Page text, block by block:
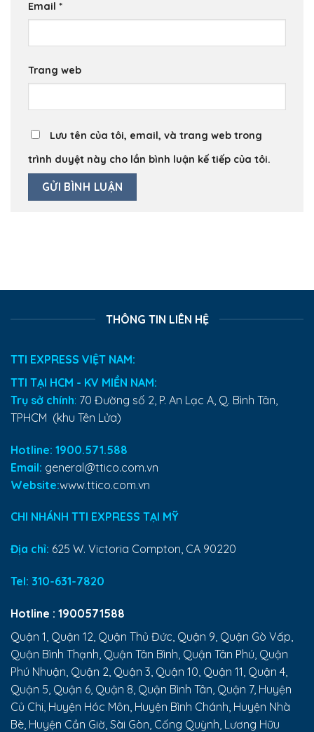
Email *
Trang web
Lưu tên của tôi, email, và trang web trong
trình duyệt này cho lần bình luận kế tiếp của tôi.
THÔNG TIN LIÊN HỆ
TTI EXPRESS VIỆT NAM:
TTI TẠI HCM - KV MIỀN NAM:
Trụ sở chính: 70 Đường số 2, P. An Lạc A, Q. Bình Tân,
TPHCM (khu Tên Lửa)
Hotline: 1900.571.588
Email: general@ttico.com.vn
Website:www.ttico.com.vn
CHI NHÁNH TTI EXPRESS TẠI MỸ
Địa chỉ: 625 W. Victoria Compton, CA 90220
Tel: 310-631-7820
Hotline : 1900571588
Quận 1, Quận 12, Quận Thủ Đức, Quận 9, Quận Gò Vấp,
Quận Bình Thạnh, Quận Tân Bình, Quận Tân Phú, Quận
Phú Nhuận, Quận 2, Quận 3, Quận 10, Quận 11, Quận 4,
Quận 5, Quận 6, Quận 8, Quận Bình Tân, Quận 7, Huyện
Củ Chi, Huyện Hóc Môn, Huyện Bình Chánh, Huyện Nhà
Bè, Huyện Cần Giờ, Sài Gòn, Cống Quỳnh, Lương Hữu